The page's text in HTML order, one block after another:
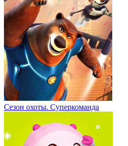
Сезон охоты. Суперкоманда